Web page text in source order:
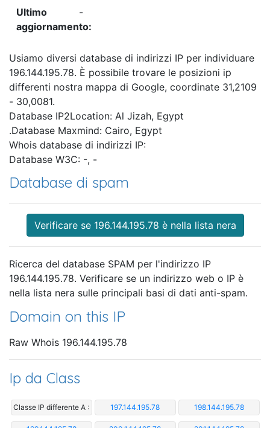
-
Usiamo diversi database di indirizzi IP per individuare
196.144.195.78. È possibile trovare le posizioni ip
differenti nostra mappa di Google, coordinate 31,2109
- 30,0081.
Database IP2Location: Al Jizah, Egypt
.Database Maxmind: Cairo, Egypt
Whois database di indirizzi IP:
Database W3C: -, -
Database di spam
Verificare se 196.144.195.78 è nella lista nera
Ricerca del database SPAM per l'indirizzo IP
196.144.195.78. Verificare se un indirizzo web o IP è
nella lista nera sulle principali basi di dati anti-spam.
Domain on this IP
Raw Whois 196.144.195.78
Ip da Class
Classe IP differente A : 197.144.195.78 198.144.195.78